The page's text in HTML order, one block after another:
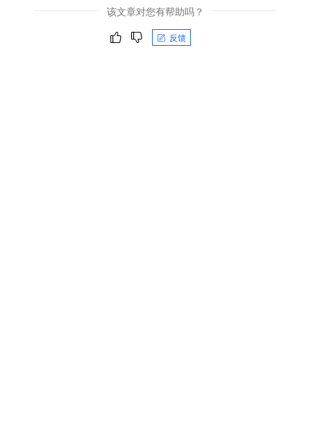
该文章对您有帮助吗？
反馈